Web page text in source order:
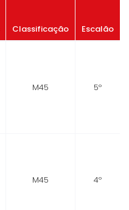
Classificação Escalão
M45 5º
M45 4º